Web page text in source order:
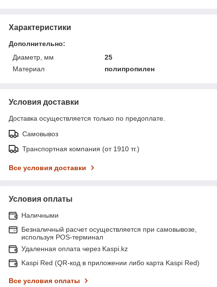
Характеристики
Дополнительно:
Диаметр, мм
25
Материал
полипропилен
Условия доставки
Доставка осуществляется только по предоплате.
Самовывоз
Транспортная компания (от 1910 тг.)
Все условия доставки
Условия оплаты
Наличными
Безналичный расчет осуществляется при самовывозе,
используя POS-терминал
Удаленная оплата через Kaspi.kz
Kaspi Red (QR-код в приложении либо карта Kaspi Red)
Все условия оплаты